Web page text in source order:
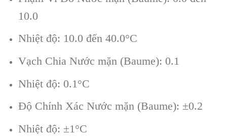
10.0
Nhiệt độ: 10.0 đến 40.0°C
Vạch Chia Nước mặn (Baume): 0.1
Nhiệt độ: 0.1°C
Độ Chính Xác Nước mặn (Baume): ±0.2
Nhiệt độ: ±1°C